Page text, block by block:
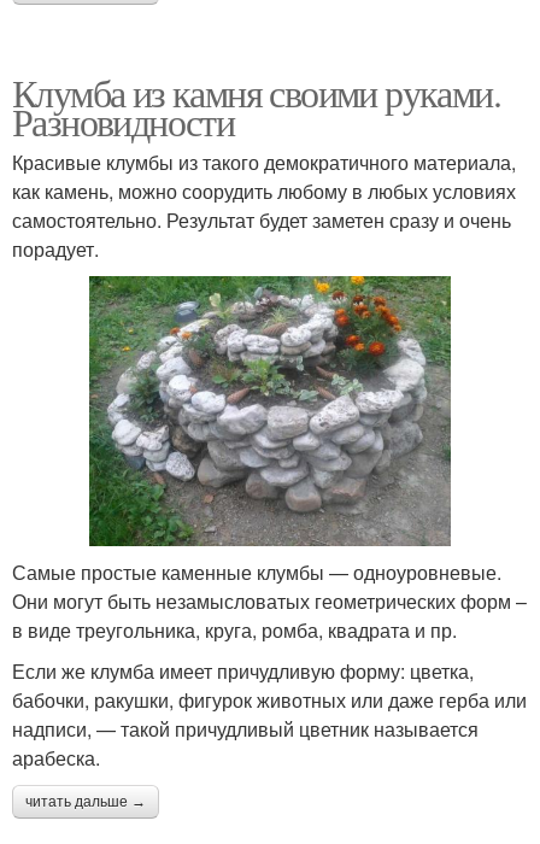
Клумба из камня своими руками.
Разновидности
Красивые клумбы из такого демократичного материала,
как камень, можно соорудить любому в любых условиях
самостоятельно. Результат будет заметен сразу и очень
порадует.
Самые простые каменные клумбы — одноуровневые.
Они могут быть незамысловатых геометрических форм –
в виде треугольника, круга, ромба, квадрата и пр.
Если же клумба имеет причудливую форму: цветка,
бабочки, ракушки, фигурок животных или даже герба или
надписи, — такой причудливый цветник называется
арабеска.
читать дальше →